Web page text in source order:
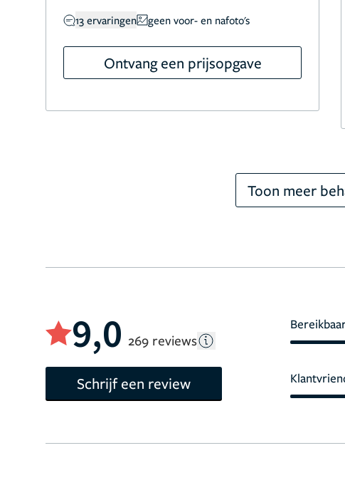
13 ervaringen geen voor- en nafoto's
Ontvang een prijsopgave
Toon meer
9,0 269 reviews
Schrijf een review